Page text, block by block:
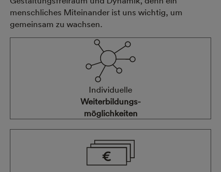
menschliches Miteinander ist uns wichtig, um
gemeinsam zu wachsen.
Individuelle
Weiterbildungs-
möglichkeiten